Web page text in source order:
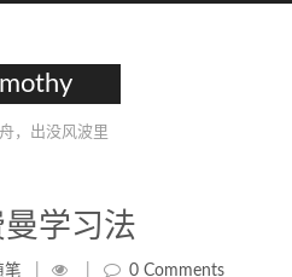
，出没风波里
学习法
笔
0 Comments